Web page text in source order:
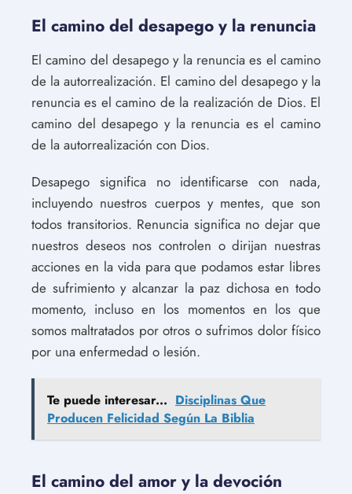
El camino del desapego y la renuncia
El camino del desapego y la renuncia es el camino
de la autorrealización. El camino del desapego y la
renuncia es el camino de la realización de Dios. El
camino del desapego y la renuncia es el camino
de la autorrealización con Dios.
Desapego significa no identificarse con nada,
incluyendo nuestros cuerpos y mentes, que son
todos transitorios. Renuncia significa no dejar que
nuestros deseos nos controlen o dirijan nuestras
acciones en la vida para que podamos estar libres
de sufrimiento y alcanzar la paz dichosa en todo
momento, incluso en los momentos en los que
somos maltratados por otros o sufrimos dolor físico
por una enfermedad o lesión.
Te puede interesar... Disciplinas Que
Producen Felicidad Según La Biblia
El camino del amor y la devoción